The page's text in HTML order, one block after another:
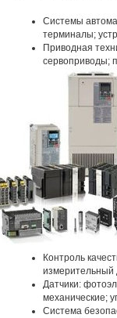
Системы
терминалы;
Приводная
сервоприводы;
Контроль
измерительный
Датчики:
механические;
Система